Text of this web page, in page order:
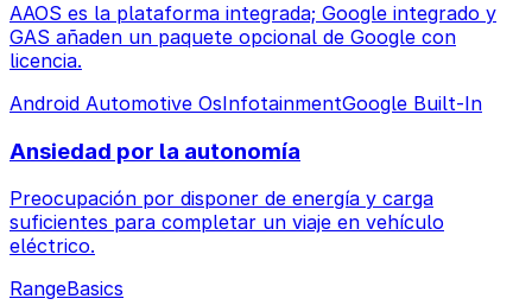
AAOS es la plataforma integrada; Google integrado y
GAS añaden un paquete opcional de Google con
licencia.
Android Automotive OsInfotainmentGoogle Built-In
Ansiedad por la autonomía
Preocupación por disponer de energía y carga
suficientes para completar un viaje en vehículo
eléctrico.
RangeBasics